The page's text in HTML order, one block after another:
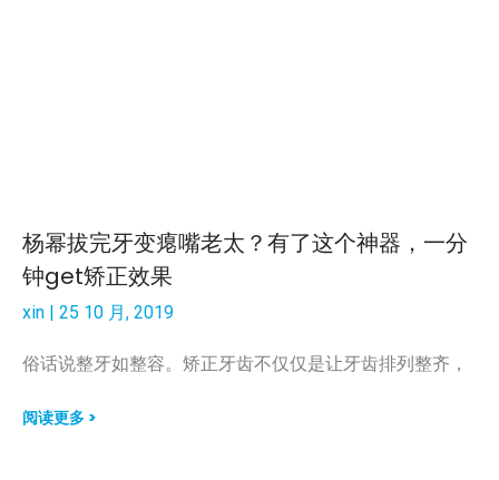
杨幂拔完牙变瘪嘴老太？有了这个神器，一分
钟get矫正效果
xin 25 10 月, 2019
俗话说整牙如整容。矫正牙齿不仅仅是让牙齿排列整齐，
阅读更多 >